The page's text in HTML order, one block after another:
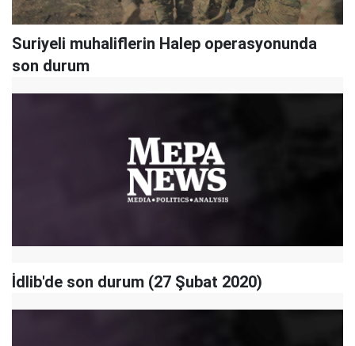
Suriyeli muhaliflerin Halep operasyonunda
son durum
İdlib'de son durum (27 Şubat 2020)